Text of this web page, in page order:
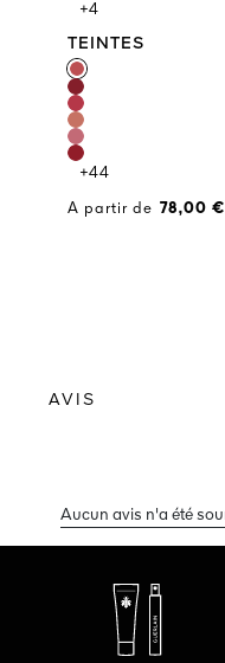
+4
TEINTES
+44
A partir de 78,00 €
AVIS